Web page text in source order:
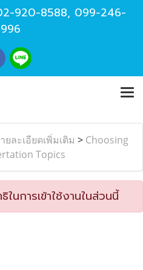
920-8588, 099-246-
ละเอียดเพิ่มเติม > Choosing
Topics
นการเข้าใช้งานในส่วนนี้